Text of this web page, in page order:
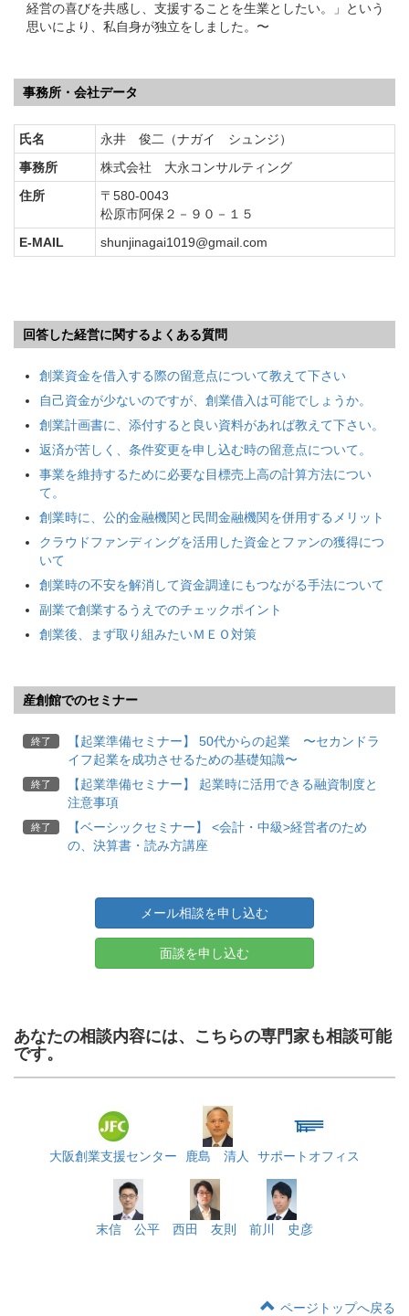
経営の喜びを共感し、支援することを生業としたい。」という
思いにより、私自身が独立をしました。〜
事務所・会社データ
氏名
永井 俊二（ナガイ シュンジ）
事務所
株式会社 大永コンサルティング
住所
〒580-0043
松原市阿保２－９０－１５
E-MAIL
shunjinagai1019@gmail.com
回答した経営に関するよくある質問
創業資金を借入する際の留意点について教えて下さい
自己資金が少ないのですが、創業借入は可能でしょうか。
創業計画書に、添付すると良い資料があれば教えて下さい。
返済が苦しく、条件変更を申し込む時の留意点について。
事業を維持するために必要な目標売上高の計算方法につい
て。
創業時に、公的金融機関と民間金融機関を併用するメリット
クラウドファンディングを活用した資金とファンの獲得につ
いて
創業時の不安を解消して資金調達にもつながる手法について
副業で創業するうえでのチェックポイント
創業後、まず取り組みたいＭＥＯ対策
産創館でのセミナー
終了
【起業準備セミナー】 50代からの起業 〜セカンドラ
イフ起業を成功させるための基礎知識〜
終了
【起業準備セミナー】 起業時に活用できる融資制度と
注意事項
終了
【ベーシックセミナー】 <会計・中級>経営者のため
の、決算書・読み方講座
メール相談を申し込む
面談を申し込む
あなたの相談内容には、こちらの専門家も相談可能
です。
大阪創業支援センター 鹿島 清人 サポートオフィス
末信 公平 西田 友則 前川 史彦
ページトップへ戻る